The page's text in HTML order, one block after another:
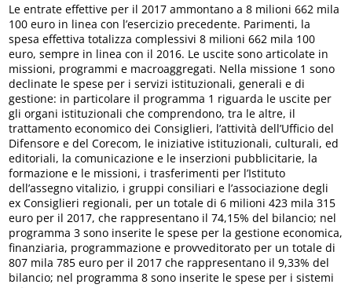
Le entrate effettive per il 2017 ammontano a 8 milioni 662 mila
100 euro in linea con l’esercizio precedente. Parimenti, la
spesa effettiva totalizza complessivi 8 milioni 662 mila 100
euro, sempre in linea con il 2016. Le uscite sono articolate in
missioni, programmi e macroaggregati. Nella missione 1 sono
declinate le spese per i servizi istituzionali, generali e di
gestione: in particolare il programma 1 riguarda le uscite per
gli organi istituzionali che comprendono, tra le altre, il
trattamento economico dei Consiglieri, l’attività dell’Ufficio del
Difensore e del Corecom, le iniziative istituzionali, culturali, ed
editoriali, la comunicazione e le inserzioni pubblicitarie, la
formazione e le missioni, i trasferimenti per l’Istituto
dell’assegno vitalizio, i gruppi consiliari e l’associazione degli
ex Consiglieri regionali, per un totale di 6 milioni 423 mila 315
euro per il 2017, che rappresentano il 74,15% del bilancio; nel
programma 3 sono inserite le spese per la gestione economica,
finanziaria, programmazione e provveditorato per un totale di
807 mila 785 euro per il 2017 che rappresentano il 9,33% del
bilancio; nel programma 8 sono inserite le spese per i sistemi